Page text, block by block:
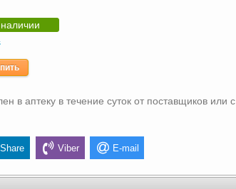
в аптеку в течение суток от поставщиков или с
Share Viber E-mail